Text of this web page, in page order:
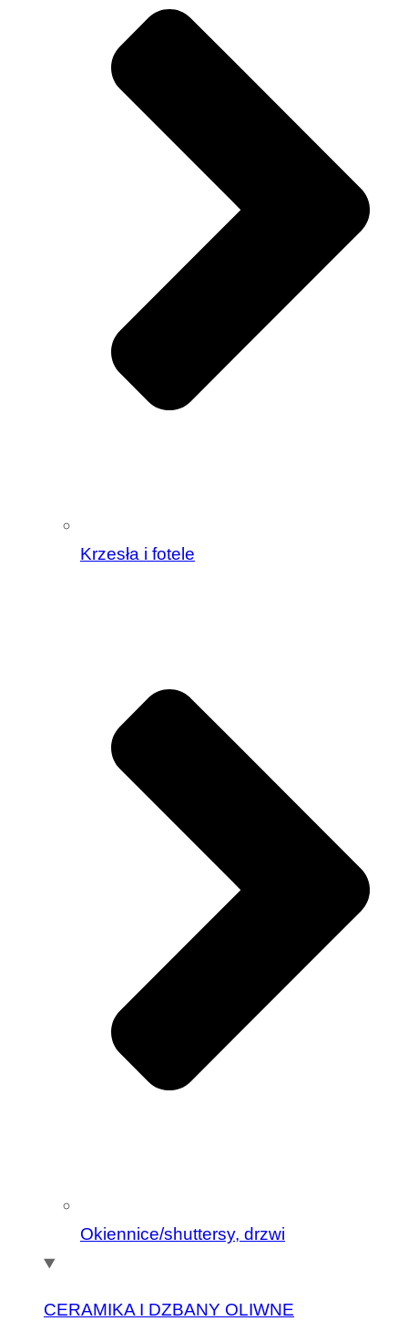
Krzesła i fotele
Okiennice/shuttersy, drzwi
CERAMIKA I DZBANY OLIWNE